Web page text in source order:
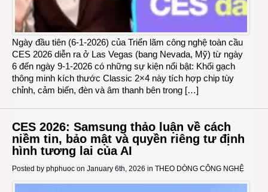
Ngày đầu tiên (6-1-2026) của Triển lãm công nghệ toàn cầu
CES 2026 diễn ra ở Las Vegas (bang Nevada, Mỹ) từ ngày
6 đến ngày 9-1-2026 có những sự kiện nổi bật: Khối gạch
thông minh kích thước Classic 2×4 này tích hợp chip tùy
chỉnh, cảm biến, đèn và âm thanh bên trong […]
CES 2026: Samsung thảo luận về cách
niềm tin, bảo mật và quyền riêng tư định
hình tương lai của AI
Posted by phphuoc on January 6th, 2026 in THEO DÒNG CÔNG NGHỆ